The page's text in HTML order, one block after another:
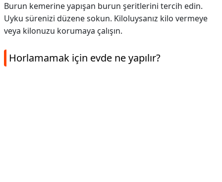
Burun kemerine yapışan burun şeritlerini tercih edin.
Uyku sürenizi düzene sokun. Kiloluysanız kilo vermeye
veya kilonuzu korumaya çalışın.
Horlamamak için evde ne yapılır?